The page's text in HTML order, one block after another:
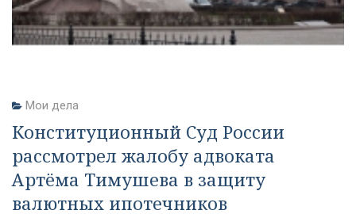
Мои дела
Конституционный Суд России
рассмотрел жалобу адвоката
Артёма Тимушева в защиту
валютных ипотечников